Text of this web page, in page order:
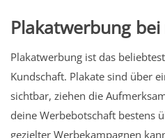
Plakatwerbung
Plakatwerbung ist das
Kundschaft. Plakate sind über
sichtbar, ziehen die
deine Werbebotschaft bestens
gezielter Werbekampagnen